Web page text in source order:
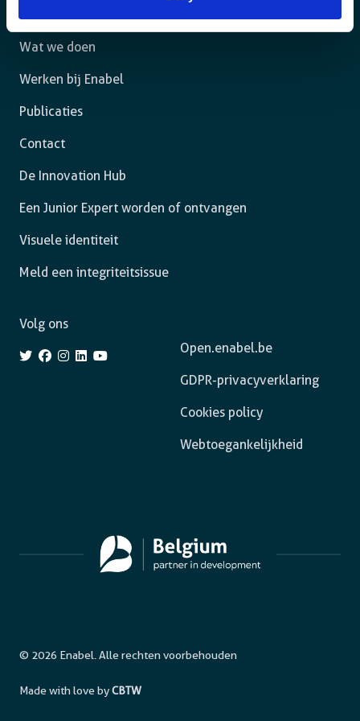
Het agentschap
Wat we doen
Werken bij Enabel
Publicaties
Contact
De Innovation Hub
Een Junior Expert worden of ontvangen
Visuele identiteit
Meld een integriteitsissue
Open.enabel.be
GDPR-privacyverklaring
Cookies policy
Webtoegankelijkheid
Volg ons
© 2026 Enabel. Alle rechten voorbehouden
Made with love byCBTW